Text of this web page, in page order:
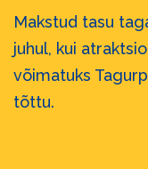
Makstud tasu
juhul, kui
võimatuks
tõttu.